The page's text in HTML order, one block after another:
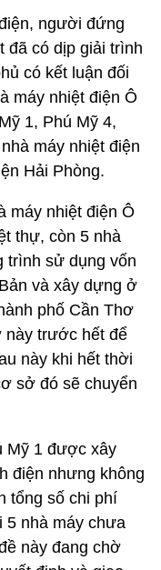
người đứng
đã có dịp giải trình
có kết luận đối
máy nhiệt điện Ô
1, Phú Mỹ 4,
máy nhiệt điện
Hải Phòng.
máy nhiệt điện Ô
thự, còn 5 nhà
trình sử dụng vốn
và xây dựng ở
phố Cần Thơ
này trước hết để
này khi hết thời
sở đó sẽ chuyển
Mỹ 1 được xây
điện nhưng không
tổng số chi phí
5 nhà máy chưa
này đang chờ